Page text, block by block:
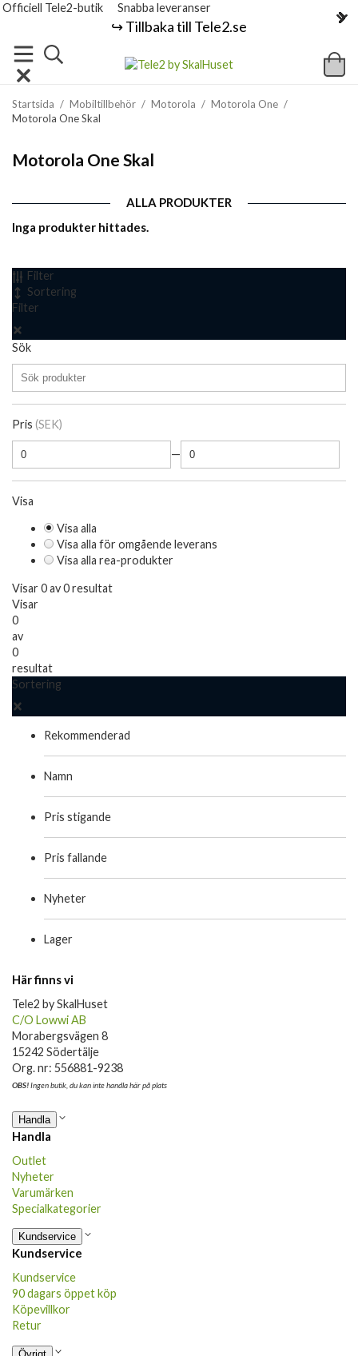
Officiell Tele2-butik Snabba leveranser
↪️ Tillbaka till Tele2.se
Startsida / Mobiltillbehör / Motorola / Motorola One /
Motorola One Skal
Motorola One Skal
ALLA PRODUKTER
Inga produkter hittades.
Filter
Sortering
Filter
Sök
Pris (SEK)
—
Visa
Visa alla
Visa alla för omgående leverans
Visa alla rea-produkter
Visar 0 av 0 resultat
Visar
0
av
0
resultat
Sortering
Rekommenderad
Namn
Pris stigande
Pris fallande
Nyheter
Lager
Här finns vi
Tele2 by SkalHuset
C/O Lowwi AB
Morabergsvägen 8
15242 Södertälje
Org. nr: 556881-9238
OBS!Ingen butik, du kan inte handla här på plats
Handla
Handla
Outlet
Nyheter
Varumärken
Specialkategorier
Kundservice
Kundservice
Kundservice
90 dagars öppet köp
Köpevillkor
Retur